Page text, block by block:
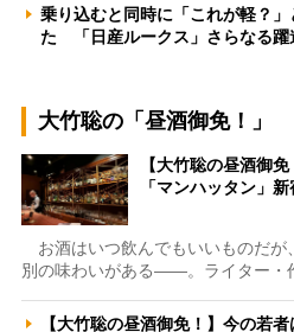
乗り込むと同時に「これが軽？
た 「日産ルークス」さらなる
大竹聡の「昼酒御免！」
【大竹聡の昼酒御
「マンハッタン」
お酒はいつ飲んでもいいものだが
別の味わいがある――。ライター・
【大竹聡の昼酒御免！】今の若